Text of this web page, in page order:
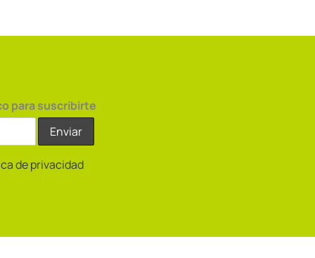
para suscribirte
de privacidad